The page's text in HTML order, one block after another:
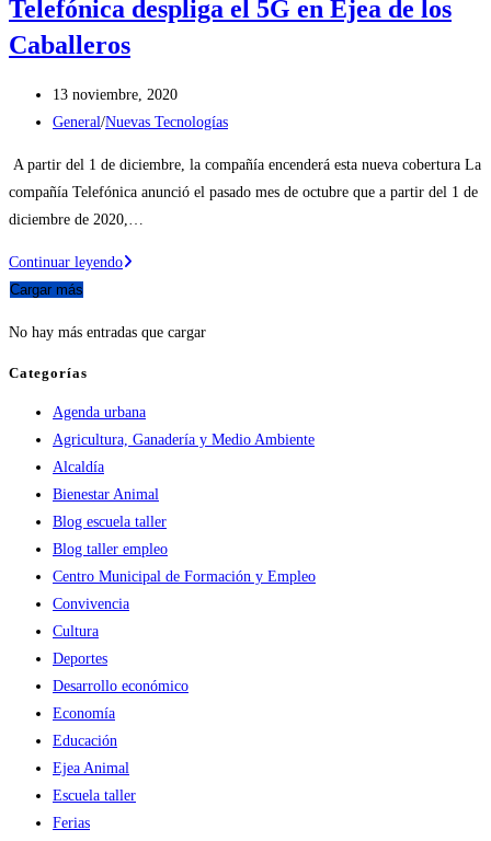
Telefónica despliga el 5G en Ejea de los
Caballeros
Publicación
de
13 noviembre, 2020
Categoría
General/Nuevas Tecnologías
A partir del 1 de diciembre, la compañía encenderá esta nueva cobertura La
compañía Telefónica anunció el pasado mes de octubre que a partir del 1 de
diciembre de 2020,…
Continuar leyendoTelefónica
Cargar más
No hay más entradas que cargar
Categorías
Agenda urbana
Agricultura, Ganadería y Medio Ambiente
Alcaldía
Bienestar Animal
Blog escuela taller
Blog taller empleo
Centro Municipal de Formación y Empleo
Convivencia
Cultura
Deportes
Desarrollo económico
Economía
Educación
Ejea Animal
Escuela taller
Ferias